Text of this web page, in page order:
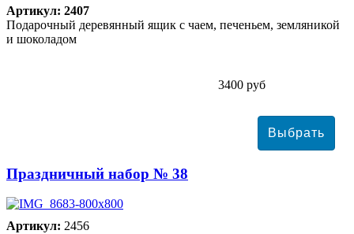
Артикул: 2407
Подарочный деревянный ящик с чаем, печеньем, земляникой
и шоколадом
3400 руб
Праздничный набор № 38
Артикул: 2456